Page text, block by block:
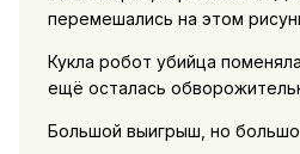
перемешались на этом
Кукла робот убийца
ещё осталась
Большой выигрыш, но